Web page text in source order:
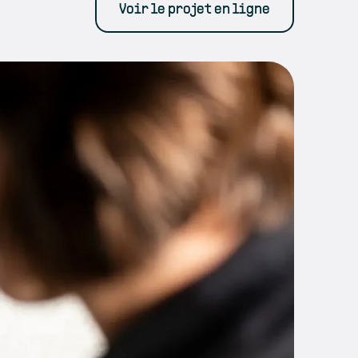
Voir le projet en ligne